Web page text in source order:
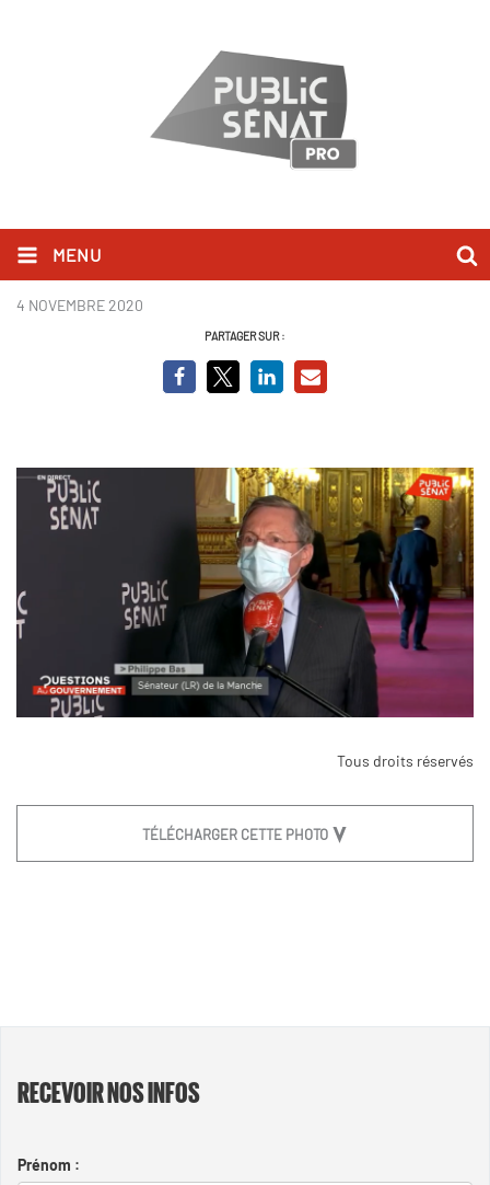
MENU
QAG 4 nov.PNG
4 NOVEMBRE 2020
PARTAGER SUR :
Tous droits réservés
TÉLÉCHARGER CETTE PHOTO
RECEVOIR NOS INFOS
Prénom :